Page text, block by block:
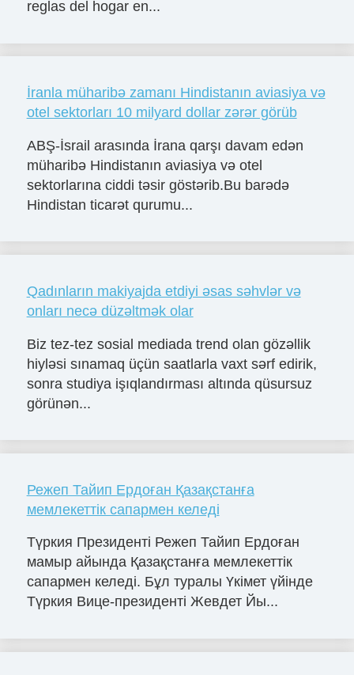
reglas del hogar en...
İranla müharibə zamanı Hindistanın aviasiya və
otel sektorları 10 milyard dollar zərər görüb
ABŞ-İsrail arasında İrana qarşı davam edən
müharibə Hindistanın aviasiya və otel
sektorlarına ciddi təsir göstərib.Bu barədə
Hindistan ticarət qurumu...
Qadınların makiyajda etdiyi əsas səhvlər və
onları necə düzəltmək olar
Biz tez-tez sosial mediada trend olan gözəllik
hiyləsi sınamaq üçün saatlarla vaxt sərf edirik,
sonra studiya işıqlandırması altında qüsursuz
görünən...
Режеп Тайип Ердоған Қазақстанға
мемлекеттік сапармен келеді
Түркия Президенті Режеп Тайип Ердоған
мамыр айында Қазақстанға мемлекеттік
сапармен келеді. Бұл туралы Үкімет үйінде
Түркия Вице-президенті Жевдет Йы...